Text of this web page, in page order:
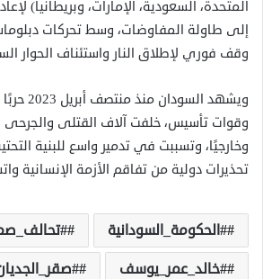
المتحدة، السعودية، الإمارات، وبريطانيا)
إلى طاولة المفاوضات، وسط تحركات
وقف فوري لإطلاق النار واستئناف الحوار
ويشهد
وقوات تأسيس، خلفت آلاف القتلى والجرحى
وخارجيًا، وتسببت في تدمير واسع للبنية
تحذيرات دولية من تفاقم الأزمة الإنسانية
#الحكومة_السودانية
#خالد_عمر_يوسف